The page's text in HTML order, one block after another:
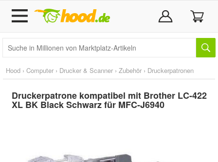
Hood › Computer › Drucker & Scanner › Zubehör › Druckerpatronen
Druckerpatrone kompatibel mit Brother LC-422
XL BK Black Schwarz für MFC-J6940